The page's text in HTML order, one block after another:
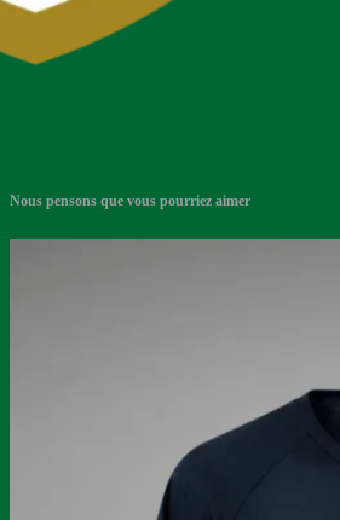
Nous pensons que vous pourriez aimer